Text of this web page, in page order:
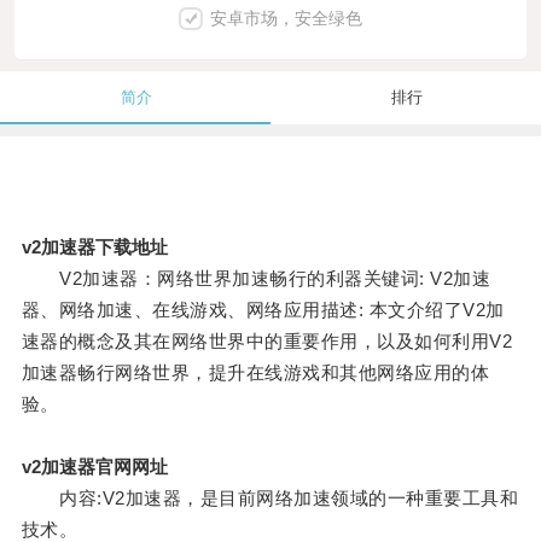
安卓市场，安全绿色
简介 排行
v2加速器下载地址
V2加速器：网络世界加速畅行的利器关键词: V2加速
器、网络加速、在线游戏、网络应用描述: 本文介绍了V2加
速器的概念及其在网络世界中的重要作用，以及如何利用V2
加速器畅行网络世界，提升在线游戏和其他网络应用的体
验。
v2加速器官网网址
内容:V2加速器，是目前网络加速领域的一种重要工具和
技术。